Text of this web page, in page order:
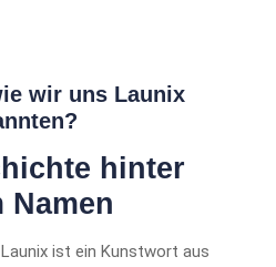
wir uns Launix
hinter
Namen
Launix ist ein Kunstwort aus